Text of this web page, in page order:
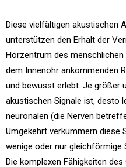
Diese vielfältigen akustischen
unterstützen den Erhalt der
Hörzentrum des menschlichen
dem Innenohr ankommenden
und bewusst erlebt. Je größer
akustischen Signale ist, desto
neuronalen (die Nerven
Umgekehrt verkümmern diese
wenige oder nur gleichförmige
Die komplexen Fähigkeiten